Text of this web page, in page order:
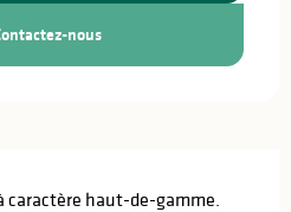
nous
caractère haut-de-gamme.